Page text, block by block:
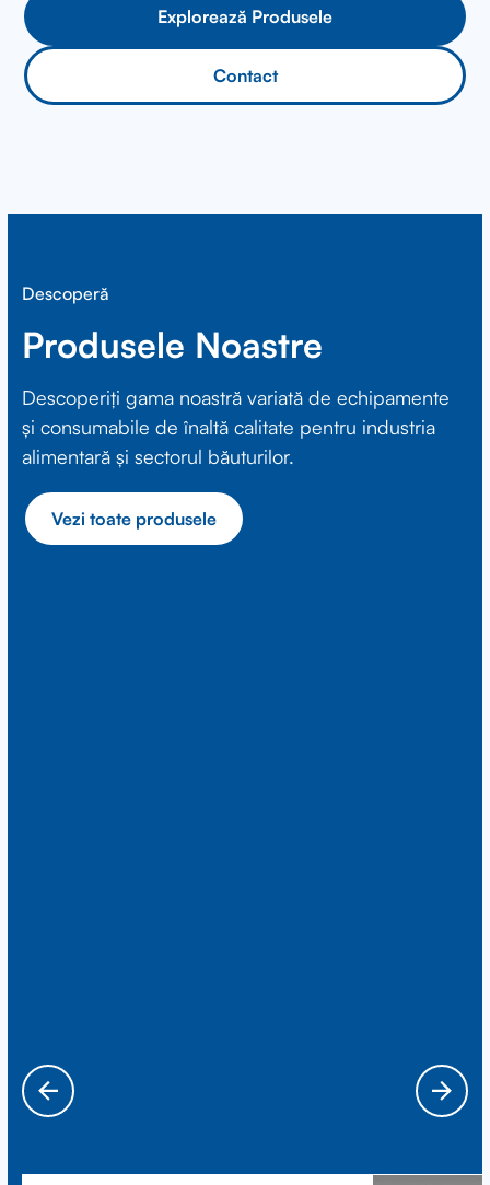
Explorează Produsele
Contact
Descoperă
Produsele Noastre
Descoperiți gama noastră variată de echipamente
și consumabile de înaltă calitate pentru industria
alimentară și sectorul băuturilor.
Vezi toate produsele